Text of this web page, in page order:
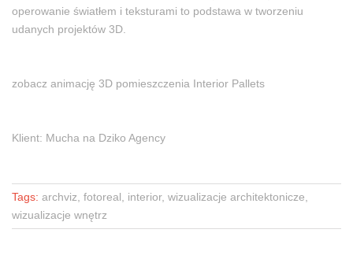
operowanie światłem i teksturami to podstawa w tworzeniu
udanych projektów 3D.
zobacz animację 3D pomieszczenia Interior Pallets
Klient: Mucha na Dziko Agency
Tags: archviz, fotoreal, interior, wizualizacje architektonicze,
wizualizacje wnętrz